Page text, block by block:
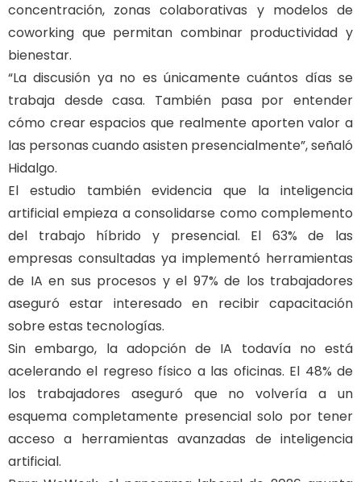
concentración, zonas colaborativas y modelos de
coworking que permitan combinar productividad y
bienestar.
“La discusión ya no es únicamente cuántos días se
trabaja desde casa. También pasa por entender
cómo crear espacios que realmente aporten valor a
las personas cuando asisten presencialmente”, señaló
Hidalgo.
El estudio también evidencia que la inteligencia
artificial empieza a consolidarse como complemento
del trabajo híbrido y presencial. El 63% de las
empresas consultadas ya implementó herramientas
de IA en sus procesos y el 97% de los trabajadores
aseguró estar interesado en recibir capacitación
sobre estas tecnologías.
Sin embargo, la adopción de IA todavía no está
acelerando el regreso físico a las oficinas. El 48% de
los trabajadores aseguró que no volvería a un
esquema completamente presencial solo por tener
acceso a herramientas avanzadas de inteligencia
artificial.